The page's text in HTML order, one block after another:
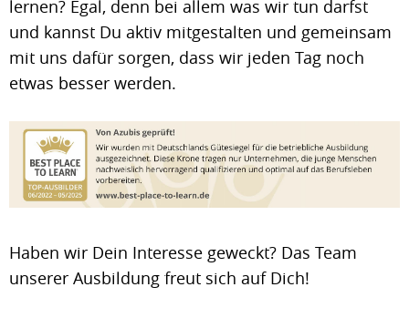
lernen? Egal, denn bei allem was wir tun darfst
und kannst Du aktiv mitgestalten und gemeinsam
mit uns dafür sorgen, dass wir jeden Tag noch
etwas besser werden.
Haben wir Dein Interesse geweckt? Das Team
unserer Ausbildung freut sich auf Dich!